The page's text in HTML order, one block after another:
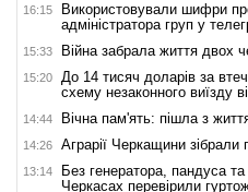
16:15
Використовували шифри
адміністратора груп у
15:33 Війна забрала життя двох
15:20
До 14 тисяч доларів за
схему незаконного виїзду
14:44 Вічна пам'ять: пішла з
14:26 Аграрії Черкащини
13:14
Без генератора, пандуса
Черкасах перевірили